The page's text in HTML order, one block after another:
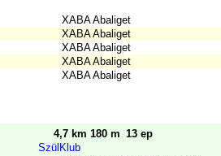
XABA Abaliget
XABA Abaliget
XABA Abaliget
XABA Abaliget
XABA Abaliget
4,7 km 180 m 13 ep
Szül Klub